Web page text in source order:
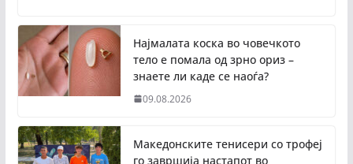
Најмалата коска во човечкото
тело е помала од зрно ориз –
знаете ли каде се наоѓа?
09.08.2026
Македонските тенисери со трофеј
го завршија настапот во